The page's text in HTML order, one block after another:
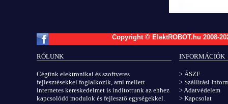
Copyright © ElektROBOT.hu 2008-
RÓLUNK
Cégünk elektronikai és szoftveres
fejlesztésekkel foglalkozik, ami mellett
internetes kereskedelmet is indítottunk az ehhez
kapcsolódó modulok és fejlesztő egységekkel.
INFORMÁCIÓK
> ÁSZF
> Szállítási
> Adatvédelem
> Kapcsolat